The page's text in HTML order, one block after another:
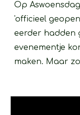
Op Aswoensdag
'officieel
eerder hadden
evenementje
maken. Maar